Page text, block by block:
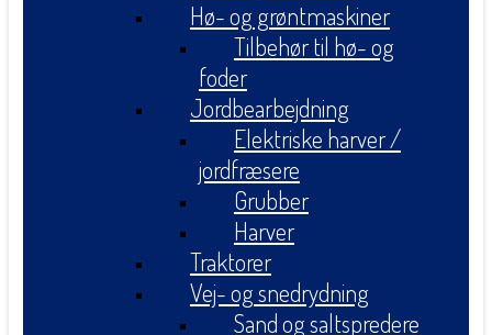
Hø- og grøntmaskiner
Tilbehør til hø- og
foder
Jordbearbejdning
Elektriske harver /
jordfræsere
Grubber
Harver
Traktorer
Vej- og snedrydning
Sand og saltspredere